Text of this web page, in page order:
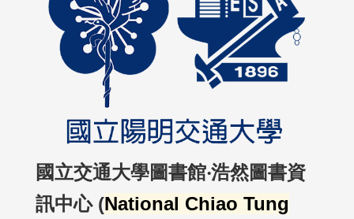
國立交通大學圖書館‧浩然圖書資
訊中心 (National Chiao Tung